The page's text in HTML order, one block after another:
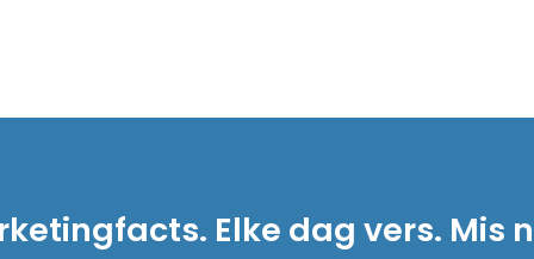
Elke dag vers. Mis